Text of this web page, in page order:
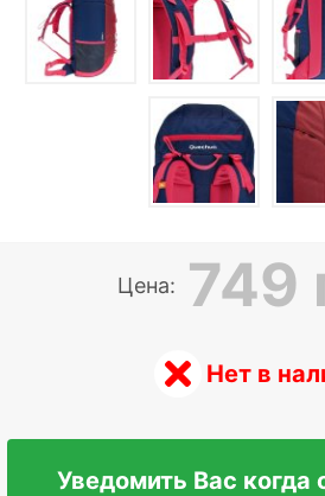
Цена: 749
Нет в
Уведомить Вас когда